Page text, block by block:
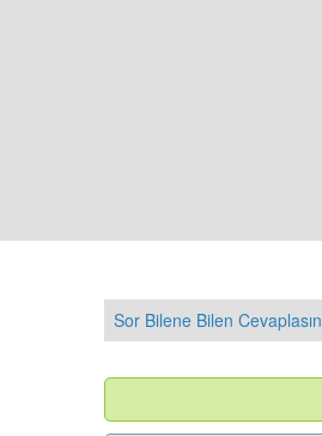
Sor Bilene Bilen Cevaplasın